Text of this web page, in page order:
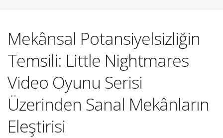
Mekânsal Potansiyelsizliğin
Temsili: Little Nightmares
Video Oyunu Serisi
Üzerinden Sanal Mekânların
Eleştirisi